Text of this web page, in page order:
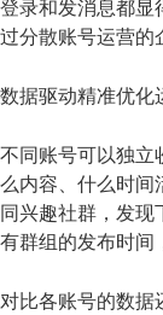
登录和发消息都显
过分散账号运营的
数据驱动精准优化
不同账号可以独立
么内容、什么时间
同兴趣社群，发
有群组的发布时间
对比各账号的数据